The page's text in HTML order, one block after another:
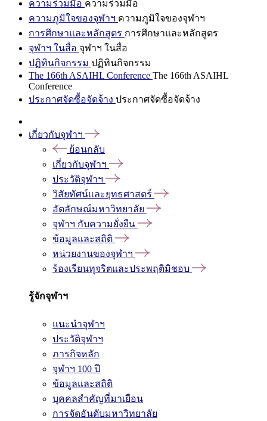
ความร่วมมือ ความร่วมมือ
ความภูมิใจของจุฬาฯ ความภูมิใจของจุฬาฯ
การศึกษาและหลักสูตร การศึกษาและหลักสูตร
จุฬาฯ ในสื่อ จุฬาฯ ในสื่อ
ปฏิทินกิจกรรม ปฏิทินกิจกรรม
The 166th ASAIHL Conference The 166th ASAIHL
Conference
ประกาศจัดซื้อจัดจ้าง ประกาศจัดซื้อจัดจ้าง
เกี่ยวกับจุฬาฯ
ย้อนกลับ
เกี่ยวกับจุฬาฯ
ประวัติจุฬาฯ
วิสัยทัศน์และยุทธศาสตร์
อัตลักษณ์มหาวิทยาลัย
จุฬาฯ กับความยั่งยืน
ข้อมูลและสถิติ
หน่วยงานของจุฬาฯ
ร้องเรียนทุจริตและประพฤติมิชอบ
รู้จักจุฬาฯ
แนะนำจุฬาฯ
ประวัติจุฬาฯ
ภารกิจหลัก
จุฬาฯ 100 ปี
ข้อมูลและสถิติ
บุคคลสำคัญที่มาเยือน
การจัดอันดับมหาวิทยาลัย